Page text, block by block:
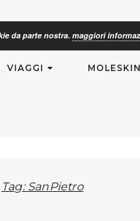
VIAGGI
Tag: SanPietro
da parte nostra. maggiori